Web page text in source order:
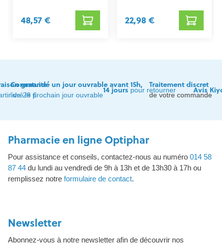
48,57 € 22,98 €
gratuite
de 29 €
Commandé un jour ouvrable avant 15h,
livré le prochain jour ouvrable
14 jourspour retourner
Traitement discret
de votre commande
Avis
Pharmacie en ligne Optiphar
Pour assistance et conseils, contactez-nous au numéro 014 58
87 44 du lundi au vendredi de 9h à 13h et de 13h30 à 17h ou
remplissez notre formulaire de contact.
Newsletter
Abonnez-vous à notre newsletter afin de découvrir nos